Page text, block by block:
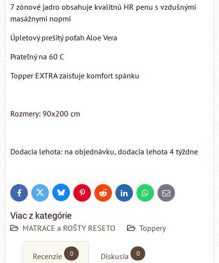
7 zónové jadro obsahuje kvalitnú HR penu s vzdušnými
masážnymi nopmi
Úpletový prešitý poťah Aloe Vera
Prateľný na 60 C
Topper EXTRA zaisťuje komfort spánku
Rozmery: 90x200 cm
Dodacia lehota: na objednávku, dodacia lehota 4 týždne
FacebookTwitter BlueskyPinterestReddit LinkedInWhatsApp
E-
mail
Viac z kategórie
MATRACE a ROŠTY RESETO Toppery
Recenzie 0 Diskusia 0